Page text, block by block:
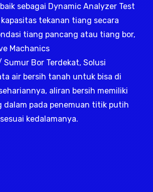
sebagai Dynamic Analyzer Test
tekanan tiang secara
tiang pancang atau tiang bor,
Machanics
Bor Terdekat, Solusi
air bersih tanah untuk bisa di
aliran bersih memiliki
dalam pada penemuan titik putih
kedalamanya.